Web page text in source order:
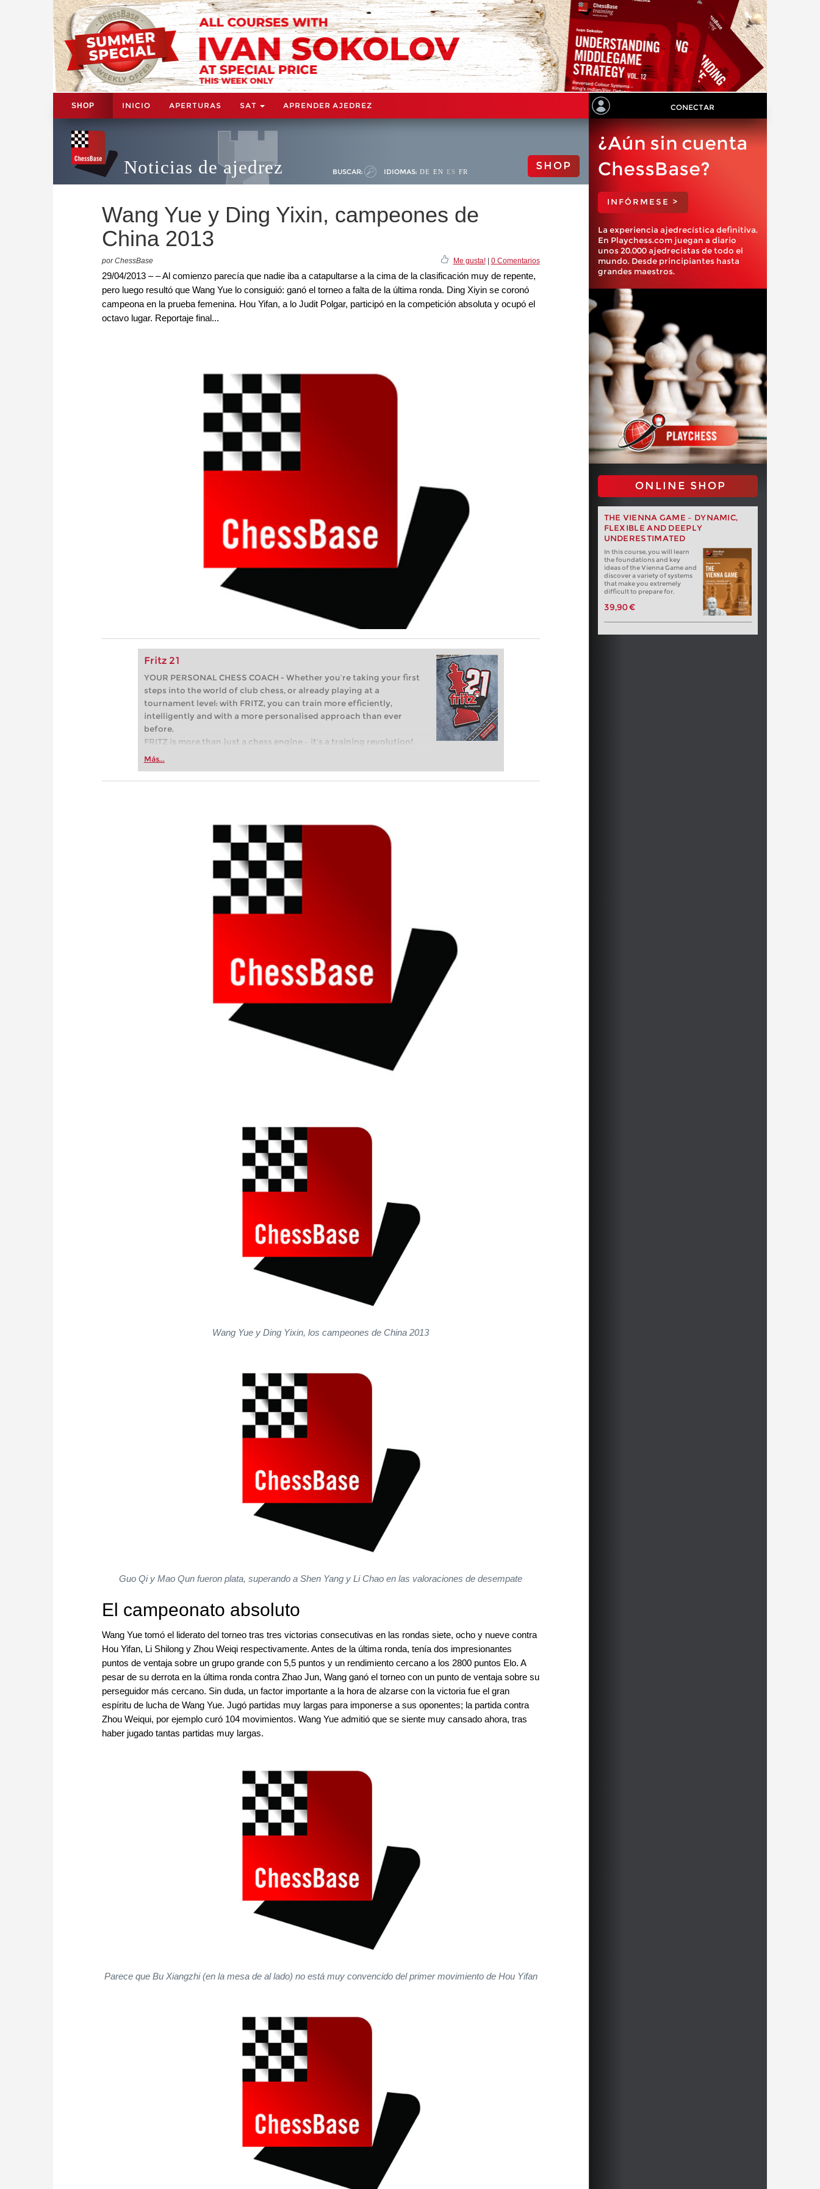
SHOP INICIO APERTURAS SAT APRENDER AJEDREZ CONECTAR
Noticias de ajedrez BUSCAR: IDIOMAS: DE EN ES FR SHOP
Wang Yue y Ding Yixin, campeones de
China 2013
por ChessBase Me gusta!| 0 Comentarios
29/04/2013 – – Al comienzo parecía que nadie iba a catapultarse a la cima de la clasificación muy de repente,
pero luego resultó que Wang Yue lo consiguió: ganó el torneo a falta de la última ronda. Ding Xiyin se coronó
campeona en la prueba femenina. Hou Yifan, a lo Judit Polgar, participó en la competición absoluta y ocupó el
octavo lugar. Reportaje final...
Fritz 21
YOUR PERSONAL CHESS COACH - Whether you’re taking your first
steps into the world of club chess, or already playing at a
tournament level: with FRITZ, you can train more efficiently,
intelligently and with a more personalised approach than ever
before.
FRITZ is more than just a chess engine – it’s a training revolution!
Whether you’re taking your first steps into the world of club chess,
more efficiently, intelligently and with a more personalised
Más...
¿Aún sin cuenta
ChessBase?
INFÓRMESE >
La experiencia ajedrecística definitiva.
En Playchess.com juegan a diario
unos 20.000 ajedrecistas de todo el
mundo. Desde principiantes hasta
grandes maestros.
ONLINE SHOP
THE VIENNA GAME – DYNAMIC,
FLEXIBLE AND DEEPLY
UNDERESTIMATED
In this course, you will learn
the foundations and key
ideas of the Vienna Game and
discover a variety of systems
that make you extremely
difficult to prepare for.
39,90 €
Wang Yue y Ding Yixin, los campeones de China 2013
Guo Qi y Mao Qun fueron plata, superando a Shen Yang y Li Chao en las valoraciones de desempate
El campeonato absoluto
Wang Yue tomó el liderato del torneo tras tres victorias consecutivas en las rondas siete, ocho y nueve contra
Hou Yifan, Li Shilong y Zhou Weiqi respectivamente. Antes de la última ronda, tenía dos impresionantes
puntos de ventaja sobre un grupo grande con 5,5 puntos y un rendimiento cercano a los 2800 puntos Elo. A
pesar de su derrota en la última ronda contra Zhao Jun, Wang ganó el torneo con un punto de ventaja sobre su
perseguidor más cercano. Sin duda, un factor importante a la hora de alzarse con la victoria fue el gran
espíritu de lucha de Wang Yue. Jugó partidas muy largas para imponerse a sus oponentes; la partida contra
Zhou Weiqui, por ejemplo curó 104 movimientos. Wang Yue admitió que se siente muy cansado ahora, tras
haber jugado tantas partidas muy largas.
Parece que Bu Xiangzhi (en la mesa de al lado) no está muy convencido del primer movimiento de Hou Yifan